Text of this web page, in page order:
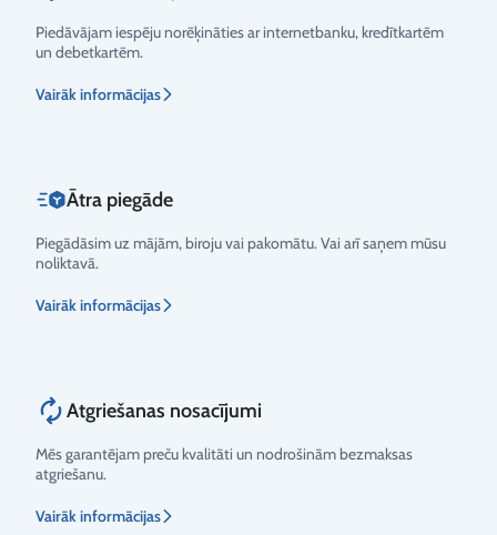
Piedāvājam iespēju norēķināties ar internetbanku, kredītkartēm
un debetkartēm.
Vairāk informācijas
Ātra piegāde
Piegādāsim uz mājām, biroju vai pakomātu. Vai arī saņem mūsu
noliktavā.
Vairāk informācijas
Atgriešanas nosacījumi
Mēs garantējam preču kvalitāti un nodrošinām bezmaksas
atgriešanu.
Vairāk informācijas